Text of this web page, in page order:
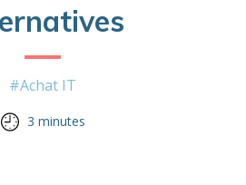
#Achat IT
3 minutes